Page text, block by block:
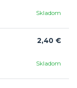
Skladom
Skladom
2,40 €